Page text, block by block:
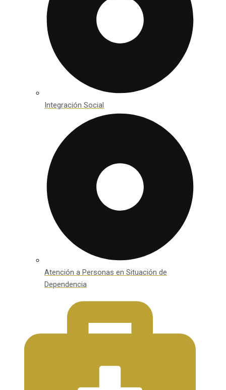
Integración Social
Atención a Personas en Situación de
Dependencia